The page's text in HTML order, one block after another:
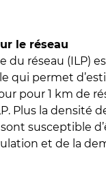
le réseau
du réseau (ILP)
qui permet
pour 1 km de
Plus la densité
susceptible
et de la